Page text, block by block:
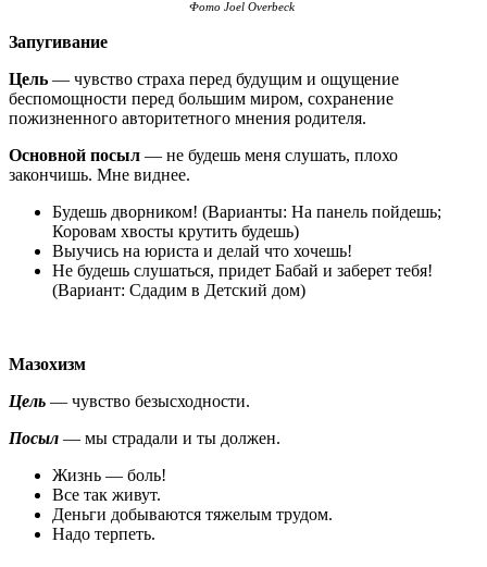
Фото Joel Overbeck
Запугивание
Цель — чувство страха перед будущим и ощущение
беспомощности перед большим миром, сохранение
пожизненного авторитетного мнения родителя.
Основной посыл — не будешь меня слушать, плохо
закончишь. Мне виднее.
Будешь дворником! (Варианты: На панель пойдешь;
Коровам хвосты крутить будешь)
Выучись на юриста и делай что хочешь!
Не будешь слушаться, придет Бабай и заберет тебя!
(Вариант: Сдадим в Детский дом)
Мазохизм
Цель — чувство безысходности.
Посыл — мы страдали и ты должен.
Жизнь — боль!
Все так живут.
Деньги добываются тяжелым трудом.
Надо терпеть.